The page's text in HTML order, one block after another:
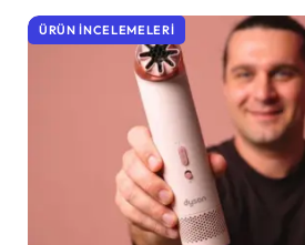
ÜRÜN İNCELEMELERI